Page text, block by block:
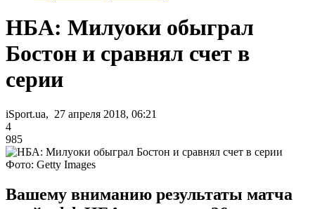
НБА: Милуоки обыграл
Бостон и сравнял счет в
серии
iSport.ua, 27 апреля 2018, 06:21
4
985
Фото: Getty Images
Вашему вниманию результаты матча